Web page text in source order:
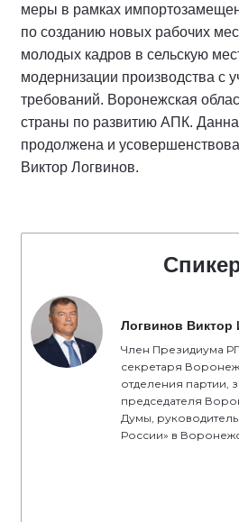
меры в рамках
по созданию новых рабочих
молодых кадров в сельскую
модернизации производства с
требований. Воронежская
страны по развитию АПК.
продолжена и
Виктор Логвинов.
Логвинов Виктор
Член Президиума
секретаря
отделения партии,
председателя
Думы,
России» в